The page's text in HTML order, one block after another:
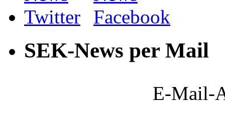
SEK-News per Mail
E-Mail-